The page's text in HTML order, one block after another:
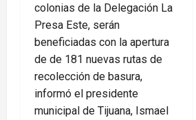
colonias de la Delegación La
Presa Este, serán
beneficiadas con la apertura
de de 181 nuevas rutas de
recolección de basura,
informó el presidente
municipal de Tijuana, Ismael